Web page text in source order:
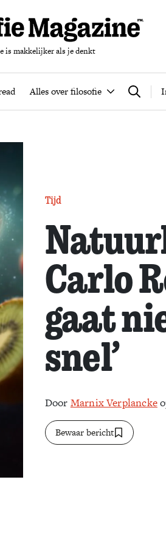
is makkelijker als je denkt
Alles over filosofie Zoeken
Shortread Alles over
Tijd
Carlo
gaat
snel’
Door Marnix Verplancke
Bewaar bericht